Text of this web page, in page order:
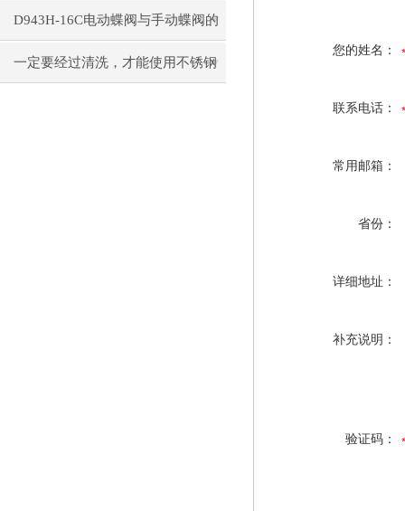
D943H-16C电动蝶阀与手动蝶阀的
比较
一定要经过清洗，才能使用不锈钢
您的姓名：
联系电话：
常用邮箱：
省份：
详细地址：
补充说明：
验证码：